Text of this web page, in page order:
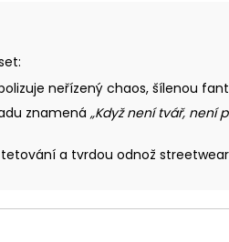
neřízený chaos, šílenou
znamená „Když není tvář, není
a tvrdou odnož